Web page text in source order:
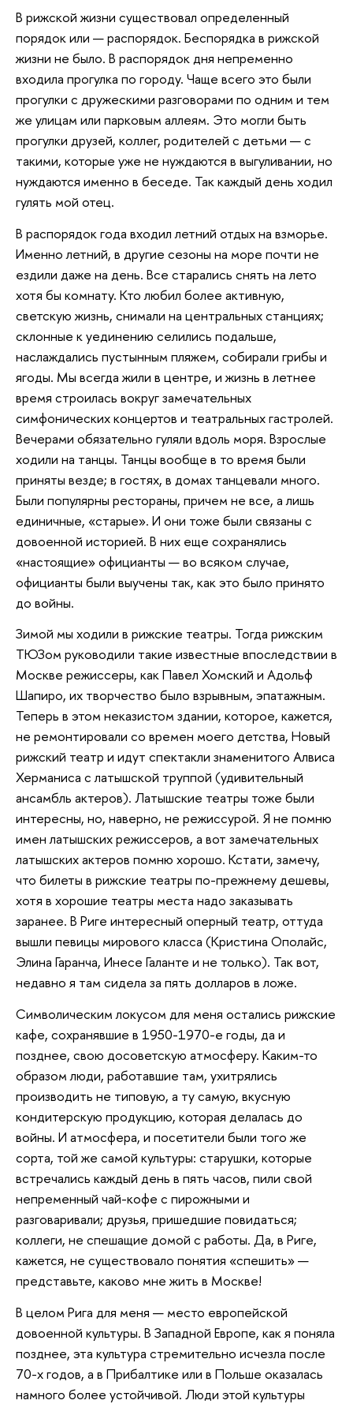
В рижской жизни существовал определенный
порядок или — распорядок. Беспорядка в рижской
жизни не было. В распорядок дня непременно
входила прогулка по городу. Чаще всего это были
прогулки с дружескими разговорами по одним и тем
же улицам или парковым аллеям. Это могли быть
прогулки друзей, коллег, родителей с детьми — с
такими, которые уже не нуждаются в выгуливании, но
нуждаются именно в беседе. Так каждый день ходил
гулять мой отец.
В распорядок года входил летний отдых на взморье.
Именно летний, в другие сезоны на море почти не
ездили даже на день. Все старались снять на лето
хотя бы комнату. Кто любил более активную,
светскую жизнь, снимали на центральных станциях;
склонные к уединению селились подальше,
наслаждались пустынным пляжем, собирали грибы и
ягоды. Мы всегда жили в центре, и жизнь в летнее
время строилась вокруг замечательных
симфонических концертов и театральных гастролей.
Вечерами обязательно гуляли вдоль моря. Взрослые
ходили на танцы. Танцы вообще в то время были
приняты везде; в гостях, в домах танцевали много.
Были популярны рестораны, причем не все, а лишь
единичные, «старые». И они тоже были связаны с
довоенной историей. В них еще сохранялись
«настоящие» официанты — во всяком случае,
официанты были выучены так, как это было принято
до войны.
Зимой мы ходили в рижские театры. Тогда рижским
ТЮЗом руководили такие известные впоследствии в
Москве режиссеры, как Павел Хомский и Адольф
Шапиро, их творчество было взрывным, эпатажным.
Теперь в этом неказистом здании, которое, кажется,
не ремонтировали со времен моего детства, Новый
рижский театр и идут спектакли знаменитого Алвиса
Херманиса с латышской труппой (удивительный
ансамбль актеров). Латышские театры тоже были
интересны, но, наверно, не режиссурой. Я не помню
имен латышских режиссеров, а вот замечательных
латышских актеров помню хорошо. Кстати, замечу,
что билеты в рижские театры по-прежнему дешевы,
хотя в хорошие театры места надо заказывать
заранее. В Риге интересный оперный театр, оттуда
вышли певицы мирового класса (Кристина Ополайс,
Элина Гаранча, Инесе Галанте и не только). Так вот,
недавно я там сидела за пять долларов в ложе.
Символическим локусом для меня остались рижские
кафе, сохранявшие в 1950-1970-е годы, да и
позднее, свою досоветскую атмосферу. Каким-то
образом люди, работавшие там, ухитрялись
производить не типовую, а ту самую, вкусную
кондитерскую продукцию, которая делалась до
войны. И атмосфера, и посетители были того же
сорта, той же самой культуры: старушки, которые
встречались каждый день в пять часов, пили свой
непременный чай-кофе с пирожными и
разговаривали; друзья, пришедшие повидаться;
коллеги, не спешащие домой с работы. Да, в Риге,
кажется, не существовало понятия «спешить» —
представьте, каково мне жить в Москве!
В целом Рига для меня — место европейской
довоенной культуры. В Западной Европе, как я поняла
позднее, эта культура стремительно исчезла после
70-х годов, а в Прибалтике или в Польше оказалась
намного более устойчивой. Люди этой культуры